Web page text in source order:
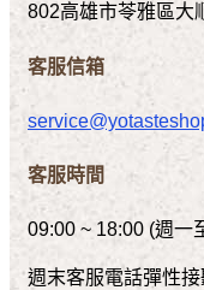
802高雄市苓雅區大
客服信箱
客服時間
09:00 ~ 18:00 (週一
週末客服電話彈性接